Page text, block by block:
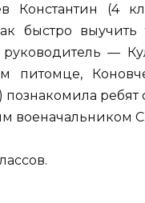
Константин (4
быстро
—
питомце,
военачальником